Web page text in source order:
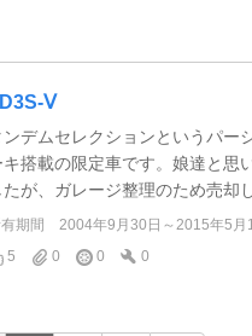
Ⅴ
ンデムセレクションというパー
キ搭載の限定車です。娘達と思
たが、ガレージ整理のため売却
期間
2004年9月30日～2015年5月
5
0 0 0